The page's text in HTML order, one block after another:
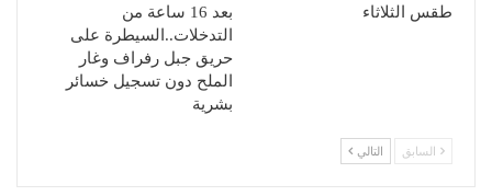
طقس الثلاثاء
بعد 16 ساعة من
التدخلات..السيطرة على
حريق جبل رفراف وغار
الملح دون تسجيل خسائر
بشرية
السابق التالي